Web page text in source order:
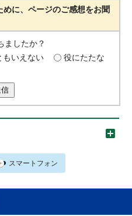
に、ページのご感想をお聞
ましたか？
もいえない
役にたたな
スマートフォン